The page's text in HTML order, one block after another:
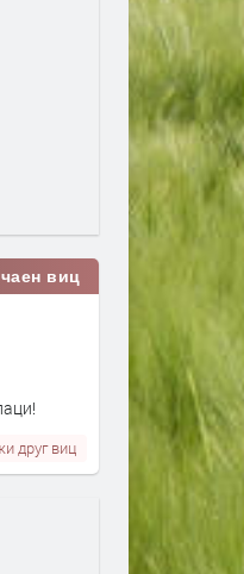
виц
друг виц